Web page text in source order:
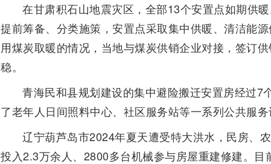
在甘肃积石山地震灾区，全部13个安置点如期供
提前筹备、分类施策，安置点采取集中供暖、清洁能
用煤炭取暖的情况，当地与煤炭供销企业对接，签订
稳。
青海民和县规划建设的集中避险搬迁安置房经过7
了老年人日间照料中心、社区服务站等一系列公共服务
辽宁葫芦岛市2024年夏天遭受特大洪水，民房、
投入2.3万余人、2800多台机械参与房屋重建修建。